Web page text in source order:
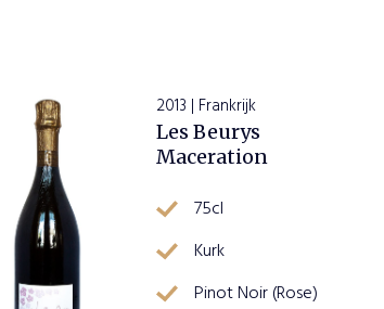
2013 | Frankrijk
Les Beurys
Maceration
75cl
Kurk
Pinot Noir (Rose)